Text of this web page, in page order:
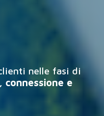
nelle fasi di
connessione e